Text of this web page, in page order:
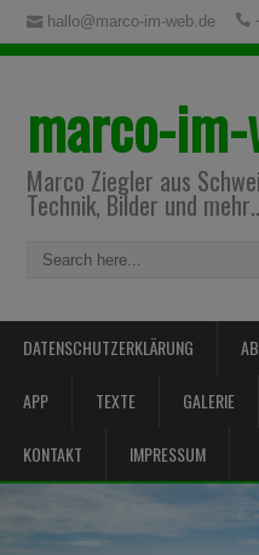
hallo@marco-im-web.de
marco-
Marco Ziegler aus
Technik, Bilder und
DATENSCHUTZERKLÄRUNG
APP TEXTE GALERIE
KONTAKT IMPRESSUM